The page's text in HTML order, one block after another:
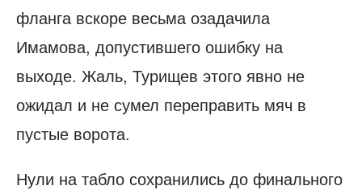
фланга вскоре весьма озадачила
Имамова, допустившего ошибку на
выходе. Жаль, Турищев этого явно не
ожидал и не сумел переправить мяч в
пустые ворота.
Нули на табло сохранились до финального